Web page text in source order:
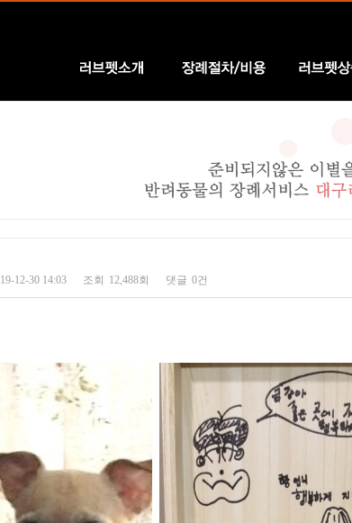
러브펫소개 장례절차/비용 러브펫상품
19-12-30 14:03 조회 12,488회 댓글 0건